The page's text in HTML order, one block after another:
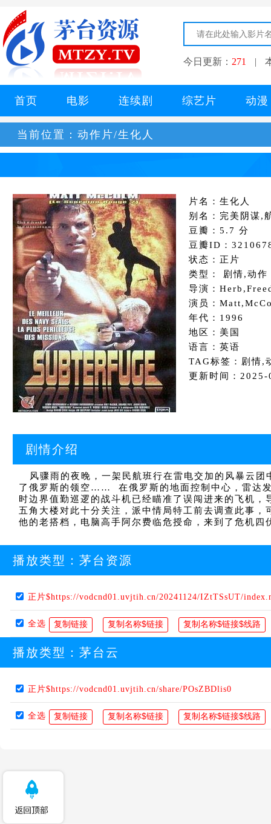
今日更新： 271 |
首页 电影 连续剧 综艺片 动漫
当前位置： 动作片/生化人
片名：生化人
别名：完美阴谋,
豆瓣：5.7 分
豆瓣ID：
状态：正片
类型： 剧情,动作
导演：
演员：
年代：1996
地区：美国
语言：英语
TAG标签：剧情,
更新时间：
剧情介绍
风骤雨的夜晚，一架民航班行在雷电交加的风暴云团
了俄罗斯的领空…… 在俄罗斯的地面控制中心，雷达
时边界值勤巡逻的战斗机已经瞄准了误闯进来的飞机
五角大楼对此十分关注，派中情局特工前去调查此事
他的老搭档，电脑高手阿尔费临危授命，来到了危机
播放类型： 茅台资源
正片$https://vodcnd01.uvjtih.cn/20241124/IZtTSsUT/
全选
播放类型： 茅台云
正片$https://vodcnd01.uvjtih.cn/share/POsZBDlis0
全选